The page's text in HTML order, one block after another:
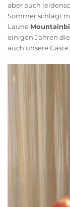
aber auch
Sommer schlägt
Laune
einigen Jahren
auch unsere Gäste.